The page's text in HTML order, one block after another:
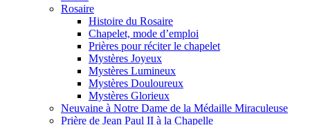
Rosaire
Histoire du Rosaire
Chapelet, mode d’emploi
Prières pour réciter le chapelet
Mystères Joyeux
Mystères Lumineux
Mystères Douloureux
Mystères Glorieux
Neuvaine à Notre Dame de la Médaille Miraculeuse
Prière de Jean Paul II à la Chapelle